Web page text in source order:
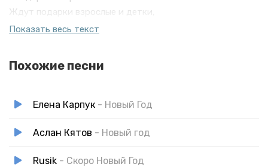
Ждут подарки взрослые и детки,
И часы вот-вот двенадцать простучат.
Чудо пусть случится,
Открываем двери
В лучшее поверим.
Показать весь текст
Похожие песни
Елена Карпук - Новый Год
Аслан Кятов - Новый год
Rusik - Скоро Новый Год